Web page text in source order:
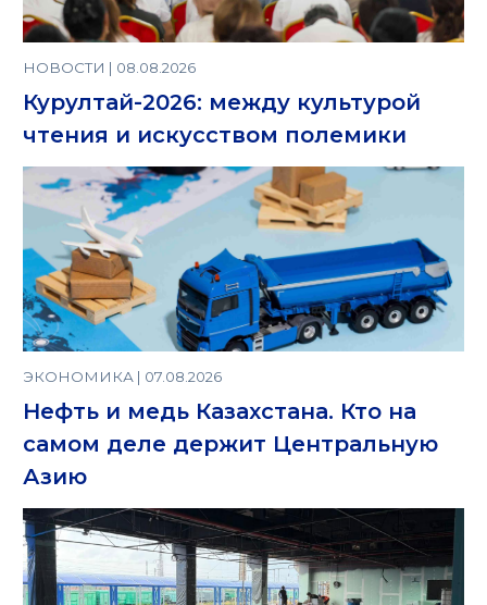
НОВОСТИ | 08.08.2026
Курултай-2026: между культурой
чтения и искусством полемики
ЭКОНОМИКА | 07.08.2026
Нефть и медь Казахстана. Кто на
самом деле держит Центральную
Азию